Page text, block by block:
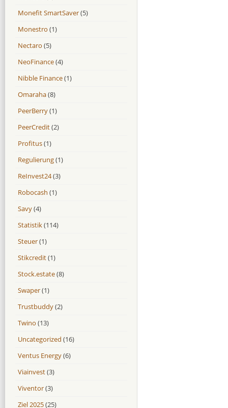
Monefit SmartSaver(5)
Monestro (1)
Nectaro (5)
NeoFinance(4)
Nibble Finance(1)
Omaraha(8)
PeerBerry(1)
PeerCredit(2)
Profitus(1)
Regulierung(1)
ReInvest24(3)
Robocash (1)
Savy(4)
Statistik(114)
Steuer(1)
Stikcredit(1)
Stock.estate(8)
Swaper(1)
Trustbuddy(2)
Twino (13)
Uncategorized (16)
Ventus Energy(6)
Viainvest(3)
Viventor(3)
Ziel 2025(25)